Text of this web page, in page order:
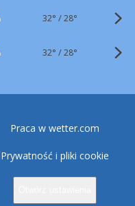
32° /28°
32° /28°
Praca w wetter.com
Prywatność i pliki cookie